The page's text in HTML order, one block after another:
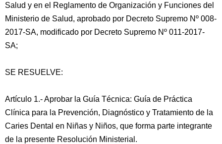
Salud y en el Reglamento de Organización y Funciones del
Ministerio de Salud, aprobado por Decreto Supremo Nº 008-
2017-SA, modificado por Decreto Supremo Nº 011-2017-
SA;
SE RESUELVE:
Artículo 1.- Aprobar la Guía Técnica: Guía de Práctica
Clínica para la Prevención, Diagnóstico y Tratamiento de la
Caries Dental en Niñas y Niños, que forma parte integrante
de la presente Resolución Ministerial.